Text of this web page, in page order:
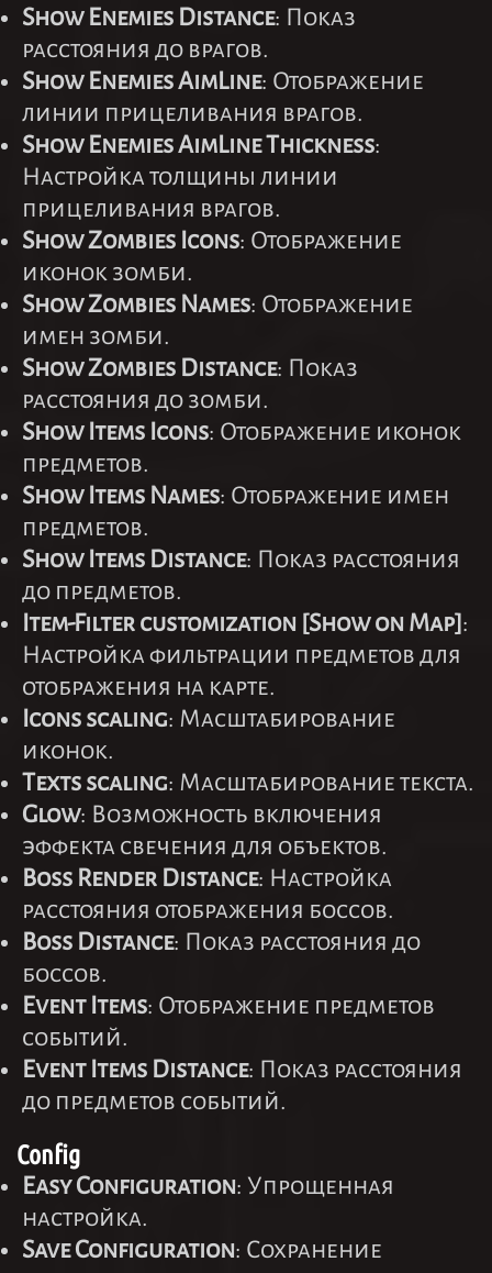
Show Enemies Distance: Показ
расстояния до врагов.
Show Enemies AimLine: Отображение
линии прицеливания врагов.
Show Enemies AimLine Thickness:
Настройка толщины линии
прицеливания врагов.
Show Zombies Icons: Отображение
иконок зомби.
Show Zombies Names: Отображение
имен зомби.
Show Zombies Distance: Показ
расстояния до зомби.
Show Items Icons: Отображение иконок
предметов.
Show Items Names: Отображение имен
предметов.
Show Items Distance: Показ расстояния
до предметов.
Item-Filter customization [Show on Map] :
Настройка фильтрации предметов для
отображения на карте.
Icons scaling: Масштабирование
иконок.
Texts scaling: Масштабирование текста.
Glow: Возможность включения
эффекта свечения для объектов.
Boss Render Distance: Настройка
расстояния отображения боссов.
Boss Distance: Показ расстояния до
боссов.
Event Items: Отображение предметов
событий.
Event Items Distance: Показ расстояния
до предметов событий.
Config
Easy Configuration: Упрощенная
настройка.
Save Configuration: Сохранение